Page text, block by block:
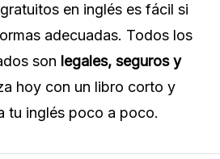
en inglés es fácil si
adecuadas. Todos los
son legales, seguros y
hoy con un libro corto y
tu inglés poco a poco.